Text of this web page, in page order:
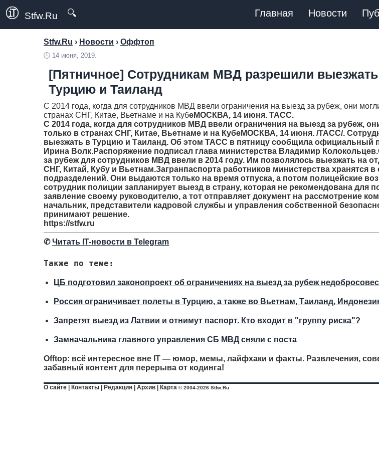
Stfw.Ru 🔍 Главная Новости
Stfw.Ru › Новости › Оффтоп
🕛 14 июня, 2019.
[Пятничное] Сотрудникам МВД разрешили
Турцию и Таиланд
С 2014 года, когда для сотрудников МВД ввели ограничения на выезд за рубеж, они
странах СНГ, Китае, Вьетнаме и на КубеМОСКВА, 14 июня. ТАСС.
С 2014 года, когда для сотрудников МВД ввели ограничения на выезд за рубеж,
только в странах СНГ, Китае, Вьетнаме и на КубеМОСКВА, 14 июня. /ТАСС/.
выезжать в Турцию и Таиланд. Об этом ТАСС в пятницу сообщила официальный
Ирина Волк.Распоряжение подписал глава министерства Владимир
за рубеж для сотрудников МВД ввели в 2014 году. Им позволялось выезжать на
СНГ, Китай, Кубу и Вьетнам.Загранпаспорта работников министерства хранятся в
подразделений. Они выдаются только на время отпуска, а потом полицейские
сотрудник полиции запланирует выезд в страну, которая не рекомендована для
заявление своему руководителю, а тот отправляет документ на рассмотрение
начальник, представители кадровой службы и управления собственной
принимают решение.
https://stfw.ru
✆Читать IT-новости в Telegram
Также по теме:
ЦБ подготовил законопроект об ограничениях на выезд за рубеж
Россия ограничивает полеты в Турцию, а также во Вьетнам, Таиланд,
Запретят выезд из Латвии и отнимут паспорт. Кто входит в "группу риска"?
Замначальника главного управления СБ МВД сняли с поста
Offtop: всё интересное вне IT — юмор, мемы, лайфхаки и факты. Развлечения,
забавный контент для перерыва от кодинга!
О сайте Контакты Редакция Архив Карта © 2004-2026 Stfw.Ru